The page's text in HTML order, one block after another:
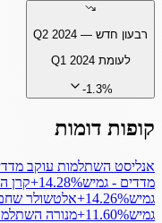
רבעון חדש — Q2 2024
לעומתQ1 2024
-1.3%
קופות דומות
אנליסט השתלמות עוקב
מדדים - גמיש‎+14.28%קרן
גמיש‎+14.26%אלטשולר
גמיש‎+11.60%מנורה